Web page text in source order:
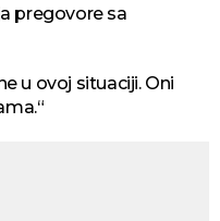
pregovore sa
u ovoj situaciji. Oni